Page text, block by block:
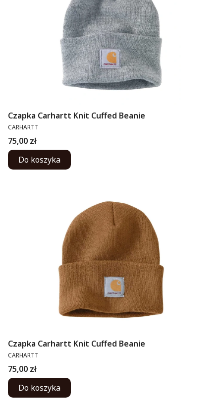
Czapka Carhartt Knit Cuffed Beanie
PRODUCENT
CARHARTT
Cena
75,00 zł
Do koszyka
Czapka Carhartt Knit Cuffed Beanie
PRODUCENT
CARHARTT
Cena
75,00 zł
Do koszyka